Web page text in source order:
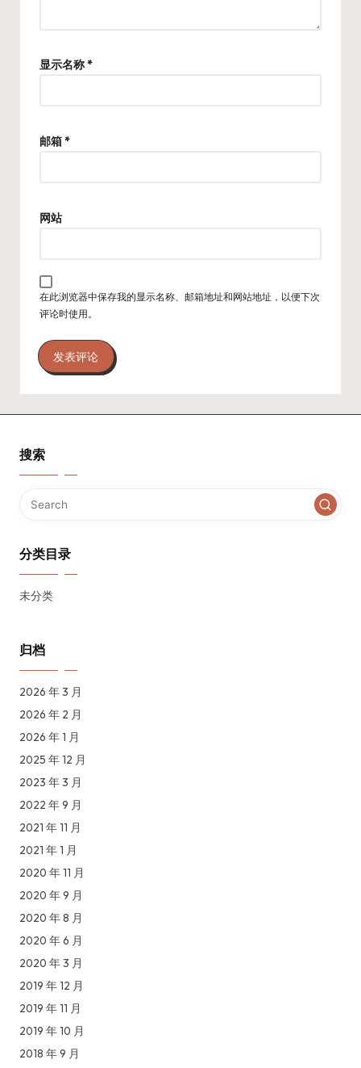
显示名称*
邮箱*
网站
在此浏览器中保存我的显示名称、邮箱地址和网站地址，以便下次
评论时使用。
搜索
分类目录
未分类
归档
2026 年 3 月
2026 年 2 月
2026 年 1 月
2025 年 12 月
2023 年 3 月
2022 年 9 月
2021 年 11 月
2021 年 1 月
2020 年 11 月
2020 年 9 月
2020 年 8 月
2020 年 6 月
2020 年 3 月
2019 年 12 月
2019 年 11 月
2019 年 10 月
2018 年 9 月